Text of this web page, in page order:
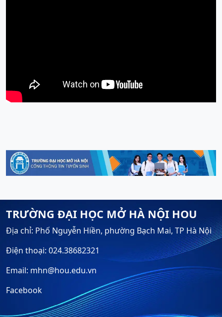
TRƯỜNG ĐẠI HỌC MỞ HÀ NỘI HOU
Địa chỉ: Phố Nguyễn Hiền, phường Bạch Mai, TP Hà Nội
Điện thoại: 024.38682321
Email: mhn@hou.edu.vn
Facebook